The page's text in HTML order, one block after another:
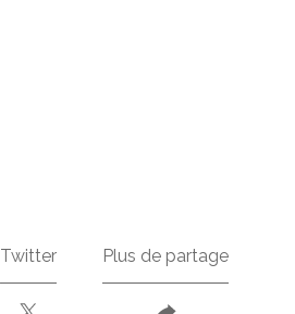
Twitter Plus de partage